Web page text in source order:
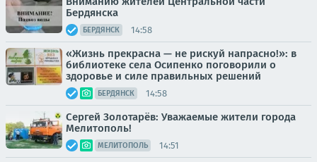
Бердянска
БЕРДЯНСК 14:58
«Жизнь прекрасна — не рискуй напрасно!»: в
библиотеке села Осипенко поговорили о
здоровье и силе правильных решений
БЕРДЯНСК 14:58
Сергей Золотарёв: Уважаемые жители города
Мелитополь!
МЕЛИТОПОЛЬ 14:51